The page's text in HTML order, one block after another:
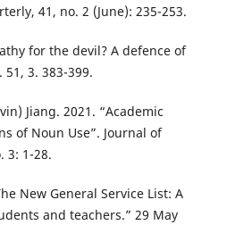
41, no. 2 (June): 235-253.
for the devil? A defence of
51, 3. 383-399.
Jiang. 2021. “Academic
of Noun Use”. Journal of
3: 1-28.
New General Service List: A
and teachers.” 29 May